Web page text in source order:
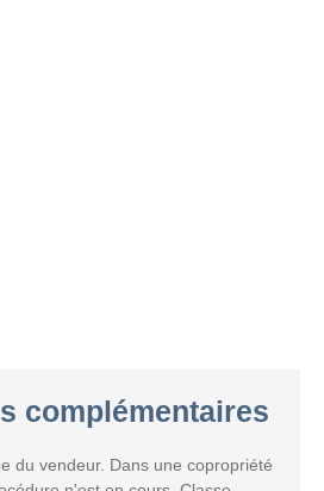
complémentaires
du vendeur. Dans une copropriété